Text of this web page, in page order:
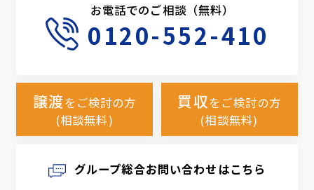
お電話でのご相談（無料）
0120-552-410
譲渡をご検討の方
(相談無料)
買収をご検討の方
(相談無料)
グループ総合お問い合わせはこちら